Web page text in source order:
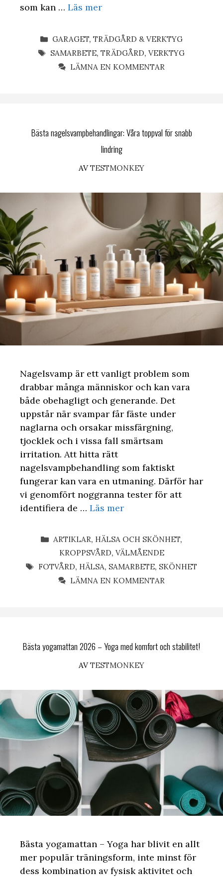
som kan … Läs mer
KATEGORIER
GARAGET,TRÄDGÅRD & VERKTYG
ETIKETTER
SAMARBETE,TRÄDGÅRD,VERKTYG
LÄMNA EN KOMMENTAR
Bästa nagelsvampbehandlingar: Våra toppval för snabb
lindring
AVTESTMONKEY
Nagelsvamp är ett vanligt problem som
drabbar många människor och kan vara
både obehagligt och generande. Det
uppstår när svampar får fäste under
naglarna och orsakar missfärgning,
tjocklek och i vissa fall smärtsam
irritation. Att hitta rätt
nagelsvampbehandling som faktiskt
fungerar kan vara en utmaning. Därför har
vi genomfört noggranna tester för att
identifiera de … Läs mer
KATEGORIER
ARTIKLAR, HÄLSA OCH SKÖNHET,
KROPPSVÅRD, VÄLMÅENDE
ETIKETTER
FOTVÅRD, HÄLSA, SAMARBETE, SKÖNHET
LÄMNA EN KOMMENTAR
Bästa yogamattan 2026 – Yoga med komfort och stabilitet!
AVTESTMONKEY
Bästa yogamattan – Yoga har blivit en allt
mer populär träningsform, inte minst för
dess kombination av fysisk aktivitet och